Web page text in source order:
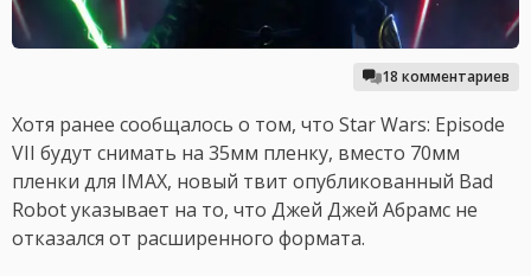
18 комментариев
Хотя ранее сообщалось о том, что Star Wars: Episode
VII будут снимать на 35мм пленку, вместо 70мм
пленки для IMAX, новый твит опубликованный Bad
Robot указывает на то, что Джей Джей Абрамс не
отказался от расширенного формата.